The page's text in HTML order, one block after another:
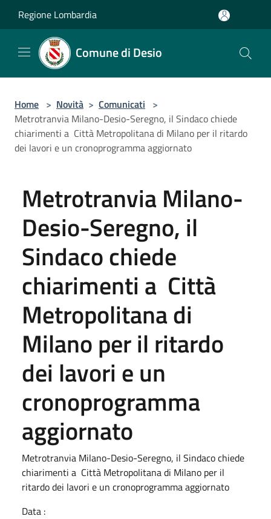
Regione Lombardia
Comune di Desio
Home > Novità > Comunicati >
Metrotranvia Milano-Desio-Seregno, il Sindaco chiede
chiarimenti a Città Metropolitana di Milano per il ritardo
dei lavori e un cronoprogramma aggiornato
Metrotranvia Milano-
Desio-Seregno, il
Sindaco chiede
chiarimenti a Città
Metropolitana di
Milano per il ritardo
dei lavori e un
cronoprogramma
aggiornato
Metrotranvia Milano-Desio-Seregno, il Sindaco chiede
chiarimenti a Città Metropolitana di Milano per il
ritardo dei lavori e un cronoprogramma aggiornato
Data :